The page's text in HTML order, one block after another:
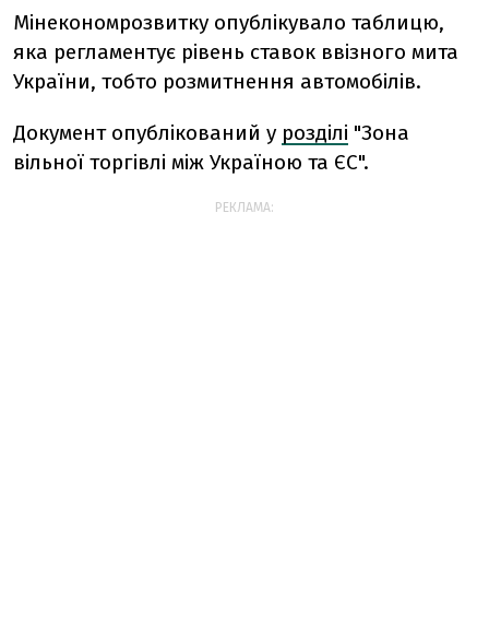
Мінекономрозвитку опублікувало таблицю,
яка регламентує рівень ставок ввізного мита
України, тобто розмитнення автомобілів.
Документ опублікований у розділі "Зона
вільної торгівлі між Україною та ЄС".
РЕКЛАМА: